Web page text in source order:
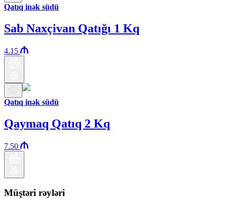
Qatıq inək südü
Sab Naxçivan Qatığı 1 Kq
4.15
Qatıq inək südü
Qaymaq Qatıq 2 Kq
7.50
Müştəri rəyləri